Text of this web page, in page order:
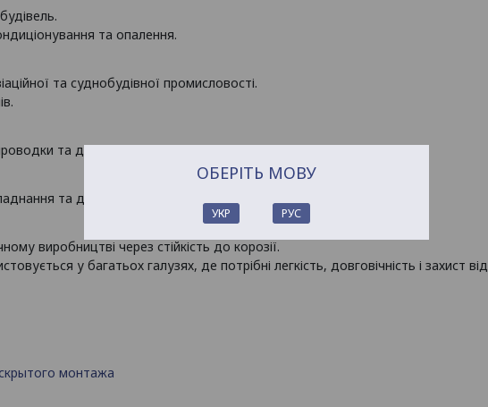
та опалення.
та суднобудівної промисловості.
та для створення конструкцій з антенами.
та дизайнерських рішень.
виробництві через стійкість до корозії.
у багатьох галузях, де потрібні легкість, довговічність і захист
монтажа
ОБЕРІТЬ МОВУ
УКР РУС